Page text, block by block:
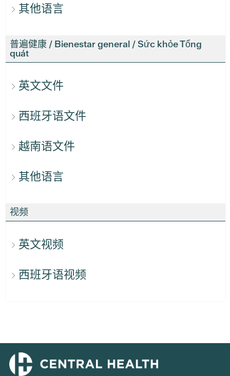
其他语言
普遍健康 / Bienestar general / Sức khỏe Tổng
quát
英文文件
西班牙语文件
越南语文件
其他语言
视频
英文视频
西班牙语视频